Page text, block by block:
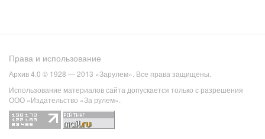
Права и использование
Архив 4.0 © 1928 — 2013 «Зарулем». Все права защищены.
Использование материалов сайта допускается только с разрешения
ООО «Издательство «За рулем».